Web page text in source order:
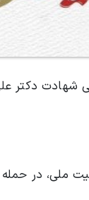
شهادت دکتر
ملی، در حمله